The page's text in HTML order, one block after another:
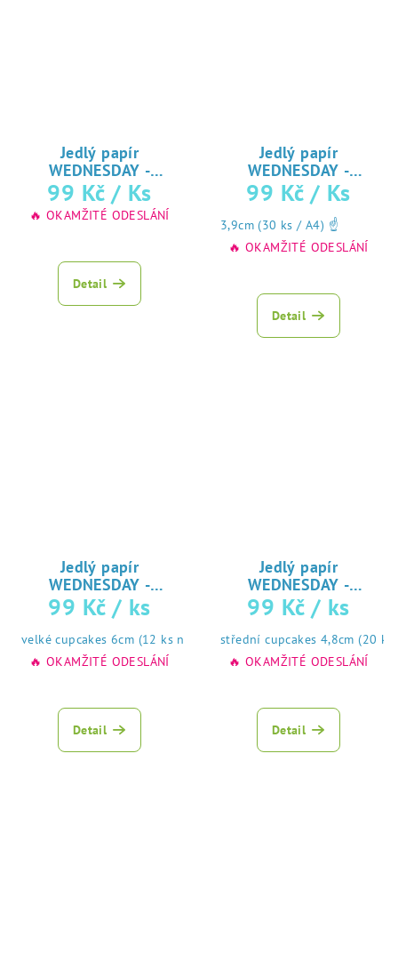
Jedlý papír
WEDNESDAY -
ADDAMSOVA RODINA
♥ tisk na jedlý
papír
99 Kč / Ks
🔥 OKAMŽITÉ ODESLÁNÍ
Detail
Jedlý papír
WEDNESDAY -
cupcakes mix č1
tisk na jedlý
papír
99 Kč / Ks
3,9cm (30 ks / A4) ☝
🔥 OKAMŽITÉ ODESLÁNÍ
Detail
Jedlý papír
WEDNESDAY -
cupcakes mix č2
tisk na jedlý
papír
99 Kč / ks
velké cupcakes 6cm (12 ks na A4) ☝
🔥 OKAMŽITÉ ODESLÁNÍ
Detail
Jedlý papír
WEDNESDAY -
cupcakes mix č3
tisk na jedlý
papír
99 Kč / ks
střední cupcakes 4,8cm (20
🔥 OKAMŽITÉ ODESLÁNÍ
Detail